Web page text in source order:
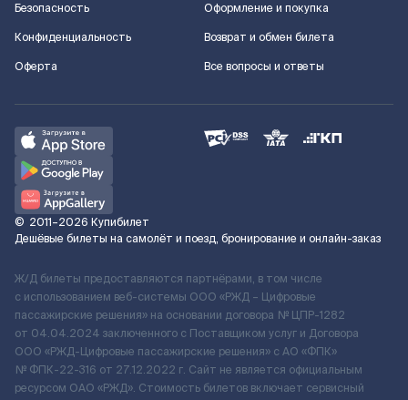
Безопасность
Конфиденциальность
Оферта
Оформление и покупка
Возврат и обмен билета
Все вопросы и ответы
© 2011–2026 Купибилет
Дешёвые билеты на самолёт и поезд, бронирование и онлайн-заказ
Ж/Д билеты предоставляются партнёрами, в том числе
с использованием веб-системы ООО «РЖД – Цифровые
пассажирские решения» на основании договора № ЦПР-1282
от 04.04.2024 заключенного с Поставщиком услуг и Договора
ООО «РЖД-Цифровые пассажирские решения» c АО «ФПК»
№ ФПК-22-316 от 27.12.2022 г. Сайт не является официальным
ресурсом ОАО «РЖД». Стоимость билетов включает сервисный